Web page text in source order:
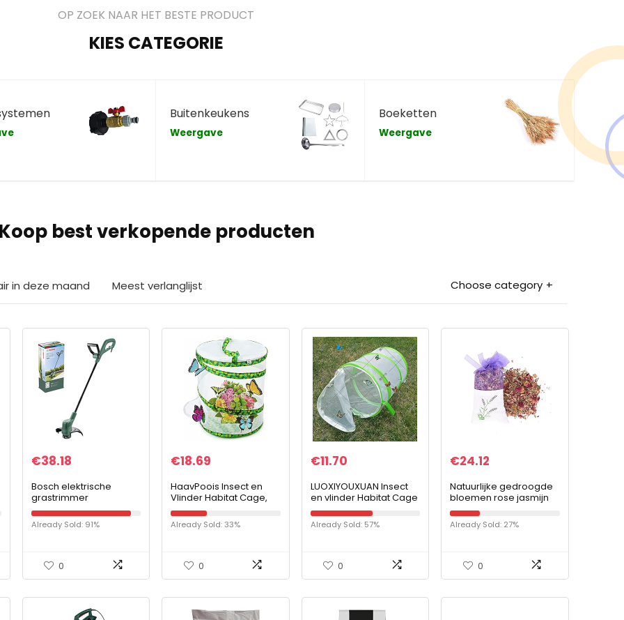
OP ZOEK NAAR HET BESTE PRODUCT
KIES CATEGORIE
Buitenkeukens
Weergave
Boeketten
Weergave
Koop best verkopende producten
in deze maand Meest verlanglijst Choose category
€38.18
Bosch elektrische
grastrimmer
EasyGrassCut 23 (280
watt, snijdiameter 23
cm, in doos)
Already Sold: 91%
0
€18.69
HaavPoois Insect en
Vlinder Habitat Cage,
2021 Nieuwe 14 Inch
Opvouwbare Insect
Mesh Kooi Pop Up
Already Sold: 33%
0
€11.70
LUOXIYOUXUAN Insect
en vlinder Habitat Cage
pop-up ontwerp
inklapbare
insectengaas kooi voor
Already Sold: 57%
0
€24.12
Natuurlijke gedroogde
bloemen rose jasmijn
lavendel knop bloem
sachet tas vullen reële
natuurlijke blijvende
Already Sold: 27%
0